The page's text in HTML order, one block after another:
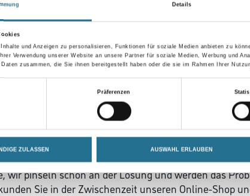
Details
und Anzeigen zu personalisieren, Funktionen für soziale Medien anbieten zu
Verwendung unserer Website an unsere Partner für soziale Medien, Werbung und
zusammen, die Sie ihnen bereitgestellt haben oder die sie im Rahmen Ihrer
Präferenzen
ZULASSEN AUSWAHL ERLAUBEN
wir pinseln schon an der Lösung und werden das
Sie in der Zwischenzeit unseren Online-Shop